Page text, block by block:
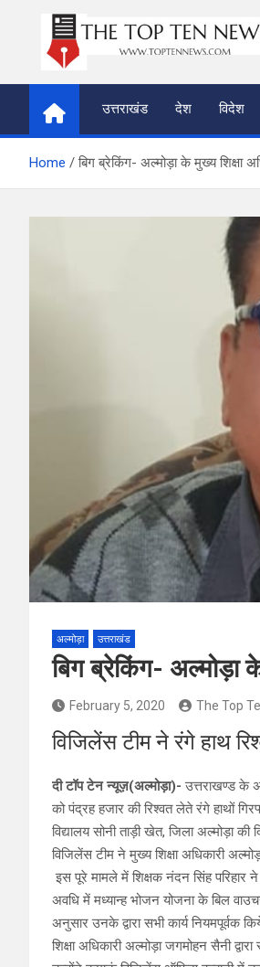
thetoptennews.com
उत्तराखंड
देश विदेश
Home बिग ब्रेकिंग- अल्मोड़ा के मुख्य शिक्षा
अल्मोड़ा उत्तराखंड
बिग ब्रेकिंग- अल्मोड़ा
February 5, 2020 The Top
विजिलेंस टीम ने रंगे हाथ
दी टॉप टेन न्यूज़(अल्मोड़ा)- उत्तराखण्ड के
को पंद्रह हजार की रिश्वत लेते रंगे हाथों
विद्यालय सोनी ताड़ी खेत, जिला अल्मोड़ा
विजिलेंस टीम ने मुख्य शिक्षा अधिकारी
इस पूरे मामले में शिक्षक नंदन सिंह परिहार
अवधि में मध्यान्ह भोजन योजना के बिल
अनुसार उनके द्वारा सभी कार्य नियमपूर्वक
शिक्षा अधिकारी अल्मोड़ा जगमोहन सैनी